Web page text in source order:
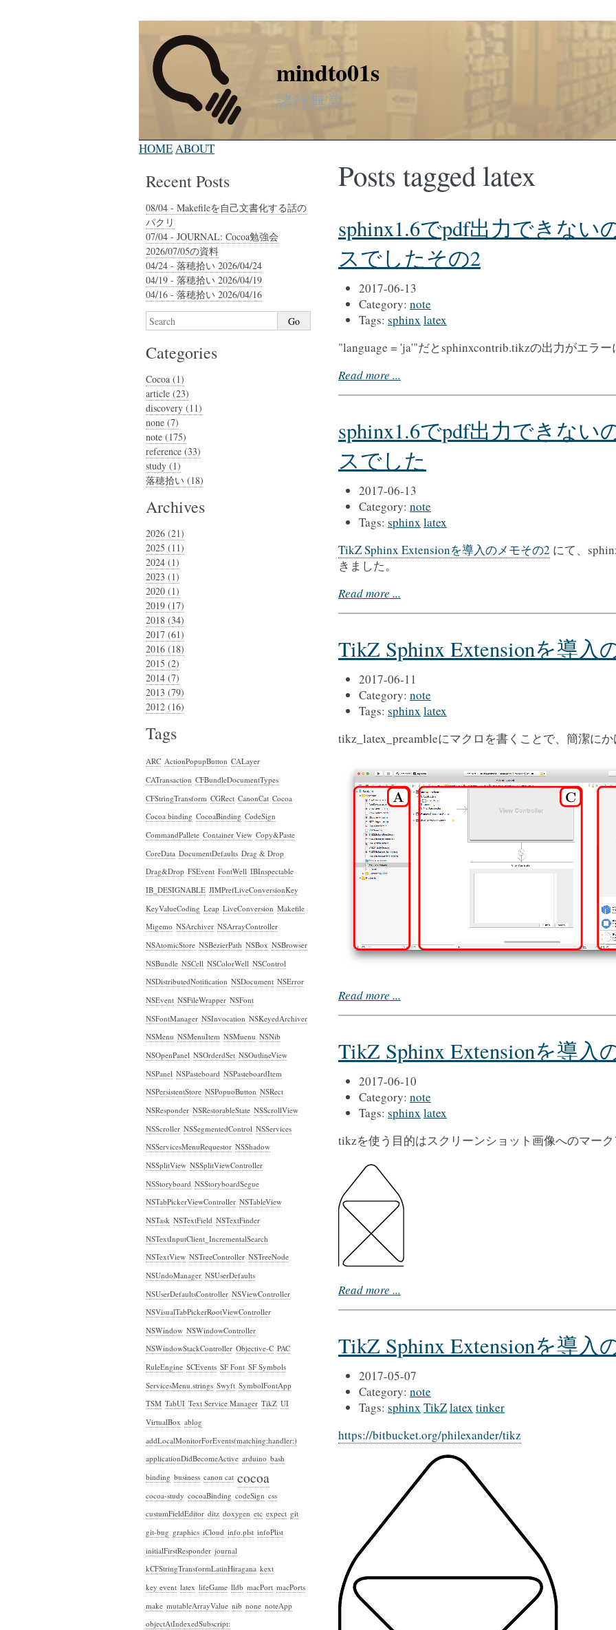
mindto01s
諸行無常
HOMEABOUT
Posts tagged latex
sphinx1.6でpdf出力できない
スでしたその2
2017-06-13
Category: note
Tags: sphinx latex
"language = 'ja'"だとsphinxcontrib.tikzの出力がエラー
Read more ...
sphinx1.6でpdf出力できない
スでした
2017-06-13
Category: note
Tags: sphinx latex
TikZ Sphinx Extensionを導入のメモその2 にて、
きました。
Read more ...
TikZ Sphinx Extensionを導入
2017-06-11
Category: note
Tags: sphinx latex
tikz_latex_preambleにマクロを書くことで、簡潔にか
Read more ...
TikZ Sphinx Extensionを導入
2017-06-10
Category: note
Tags: sphinx latex
tikzを使う目的はスクリーンショット画像へのマーク
Read more ...
TikZ Sphinx Extensionを導入
2017-05-07
Category: note
Tags: sphinx TikZlatex tinker
https://bitbucket.org/philexander/tikz
Recent Posts
08/04 - Makefileを自己文書化する話の
パクリ
07/04 - JOURNAL: Cocoa勉強会
2026/07/05の資料
04/24 - 落穂拾い 2026/04/24
04/19 - 落穂拾い 2026/04/19
04/16 - 落穂拾い 2026/04/16
Categories
Cocoa (1)
article (23)
discovery (11)
none (7)
note (175)
reference (33)
study (1)
落穂拾い (18)
Archives
2026 (21)
2025 (11)
2024 (1)
2023 (1)
2020 (1)
2019 (17)
2018 (34)
2017 (61)
2016 (18)
2015 (2)
2014 (7)
2013 (79)
2012 (16)
Tags
ARC ActionPopupButton CALayer
CATransaction CFBundleDocumentTypes
CFStringTransform CGRect CanonCat Cocoa
Cocoa binding CocoaBinding CodeSign
CommandPallete Container View Copy&Paste
CoreData DocumentDefaults Drag & Drop
Drag&Drop FSEvent FontWell IBInspectable
IB_DESIGNABLE JIMPrefLiveConversionKey
KeyValueCoding Leap LiveConversion Makefile
Migemo NSArchiver NSArrayController
NSAtomicStore NSBezierPath NSBox NSBrowser
NSBundle NSCell NSColorWell NSControl
NSDistributedNotification NSDocument NSError
NSEvent NSFileWrapper NSFont
NSFontManager NSInvocation NSKeyedArchiver
NSMenu NSMenuItem NSMuenu NSNib
NSOpenPanel NSOrderdSet NSOutlineView
NSPanel NSPasteboard NSPasteboardItem
NSPersistentStore NSPopuoButton NSRect
NSResponder NSRestorableState NSScrollView
NSScroller NSSegmentedControl NSServices
NSServicesMenuRequestor NSShadow
NSSplitView NSSplitViewController
NSStoryboard NSStoryboardSegue
NSTabPickerViewController NSTableView
NSTask NSTextField NSTextFinder
NSTextInputClient_IncrementalSearch
NSTextView NSTreeController NSTreeNode
NSUndoManager NSUserDefaults
NSUserDefaultsController NSViewController
NSVisualTabPickerRootViewController
NSWindow NSWindowController
NSWindowStackController Objective-C PAC
RuleEngine SCEvents SF Font SF Symbols
ServicesMenu.strings Swyft SymbolFontApp
TSM TabUI Text Service Manager TikZ UI
VirtualBox ablog
addLocalMonitorForEvents(matching:handler:)
applicationDidBecomeActive arduino bash
binding business canon cat cocoa
cocoa-study cocoaBinding codeSign css
custumFieldEditor ditz doxygen etc expect git
git-bug graphics iCloud info.plst infoPlist
initialFirstResponder journal
kCFStringTransformLatinHiragana kext
key event latex lifeGame lldb macPort macPorts
make mutableArrayValue nib none noteApp
objectAtIndexedSubscript: